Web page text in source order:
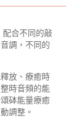
配合不同的敲
調，不同的
放、療癒時
時音頻的能
砵能量療癒
調整。